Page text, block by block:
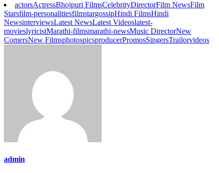
actorsActressBhojpuri FilmsCelebrityDirectorFilm NewsFilm
Starsfilm-personalitiesfilmstargossipHindi FilmsHindi
NewsinterviewsLatest NewsLatest Videoslatest-
movieslyricistMarathi-filmsmarathi-newsMusic DirectorNew
ComersNew FilmsphotospicsproducerPromosSingersTrailorvideos
admin